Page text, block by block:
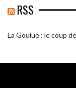
RSS
La Goulue : le coup